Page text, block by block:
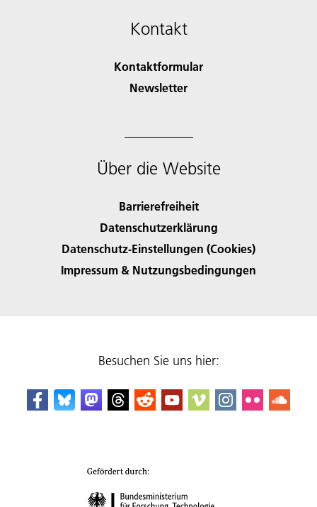
Kontakt
Kontaktformular
Newsletter
Über die Website
Barrierefreiheit
Datenschutzerklärung
Datenschutz-Einstellungen (Cookies)
Impressum & Nutzungsbedingungen
Besuchen Sie uns hier: